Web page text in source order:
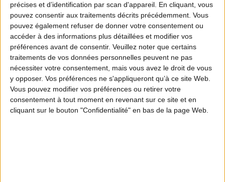
précises et d’identification par scan d'appareil. En cliquant, vous
pouvez consentir aux traitements décrits précédemment. Vous
pouvez également refuser de donner votre consentement ou
accéder à des informations plus détaillées et modifier vos
préférences avant de consentir. Veuillez noter que certains
traitements de vos données personnelles peuvent ne pas
nécessiter votre consentement, mais vous avez le droit de vous
y opposer. Vos préférences ne s'appliqueront qu’à ce site Web.
Vous pouvez modifier vos préférences ou retirer votre
consentement à tout moment en revenant sur ce site et en
cliquant sur le bouton "Confidentialité" en bas de la page Web.
Lire